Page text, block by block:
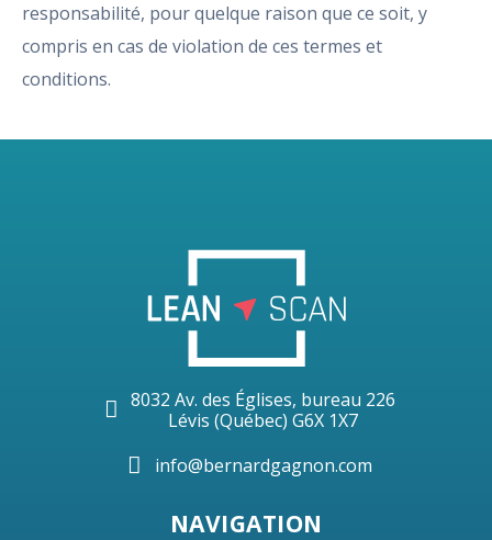
responsabilité, pour quelque raison que ce soit, y
compris en cas de violation de ces termes et
conditions.
8032 Av. des Églises, bureau 226
Lévis (Québec) G6X 1X7
info@bernardgagnon.com
NAVIGATION